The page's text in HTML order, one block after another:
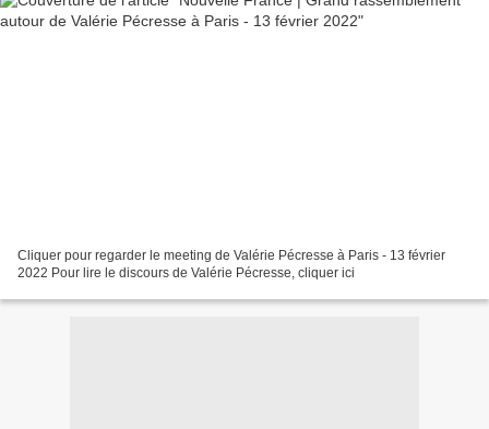
Cliquer pour regarder le meeting de Valérie Pécresse à Paris - 13 février
2022 Pour lire le discours de Valérie Pécresse, cliquer ici